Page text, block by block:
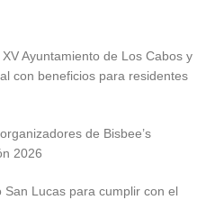
Ayuntamiento de Los Cabos y
con beneficios para residentes
de Bisbee’s
2026
Lucas para cumplir con el